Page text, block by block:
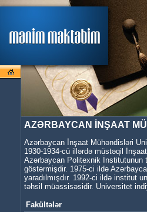
AZƏRBAYCAN İNŞAAT
Azərbaycan İnşaat Mühəndisləri
1930-1934-cü illərdə müstəqil
Azərbaycan Politexnik İnstitutunun
göstərmişdir. 1975-ci ildə
yaradılmışdır. 1992-ci ildə institut
təhsil müəssisəsidir. Universitet
Fakültələr